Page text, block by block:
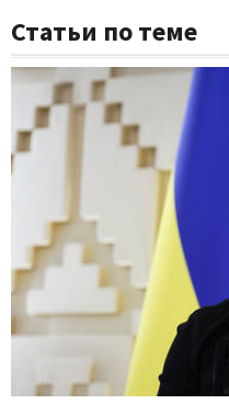
Статьи по теме